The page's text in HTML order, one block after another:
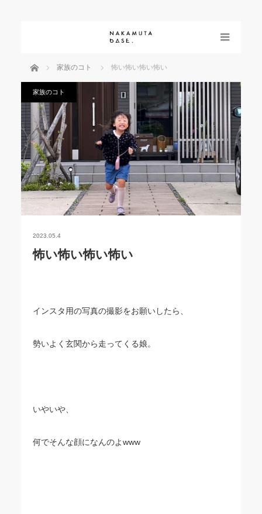
ホーム 家族のコト 怖い怖い怖い怖い
家族のコト
2023.05.4
怖い怖い怖い怖い
インスタ用の写真の撮影をお願いしたら、
勢いよく玄関から走ってくる娘。
いやいや、
何でそんな顔になんのよwww